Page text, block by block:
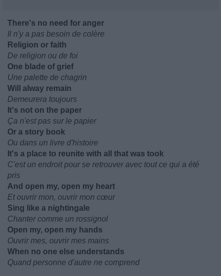
There's no need for anger
Il n'y a pas besoin de colère
Religion or faith
De religion ou de foi
One blade of grief
Une palette de chagrin
Will alway remain
Demeurera toujours
It's not on the paper
Ça n'est pas sur le papier
Or a story book
Ou dans un livre d'histoire
It's a place to reunite with all that was took
C'est un endroit pour se retrouver avec tout ce qui a été
pris
And open my, open my heart
Et ouvrir mon, ouvrir mon cœur
Sing like a nightingale
Chanter comme un rossignol
Open my, open my hands
Ouvrir mes, ouvrir mes mains
When no one else understands
Quand personne d'autre ne comprend